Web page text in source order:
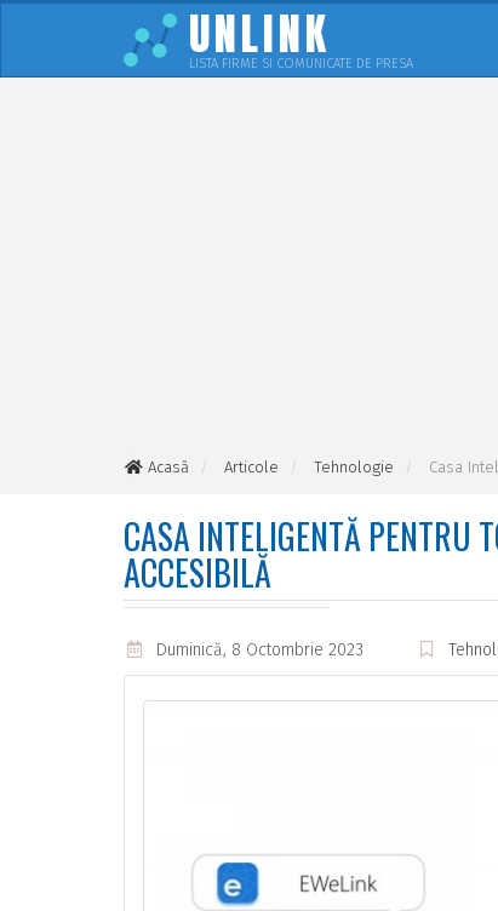
UNLINK
LISTA FIRME SI COMUNICATE DE PRESA
Acasă Articole Tehnologie Casa
CASA INTELIGENTĂ PENTRU
ACCESIBILĂ
Duminică, 8 Octombrie 2023